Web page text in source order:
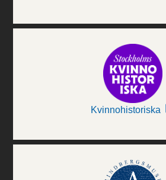
Kvinnohistoriska